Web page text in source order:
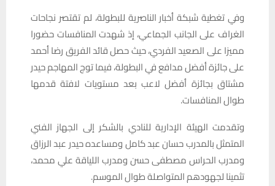
وفي تغطية شبكة أخبار الناصرية للبطولة، لم تقتصر نجاحات
الغراف على الجانب الجماعي، إذ شهدت المنافسات حضورا
مميزا على الصعيد الفردي، حيث حصل قائد الفريق رضا أحمد
على جائزة أفضل مدافع في البطولة، فيما توج المهاجم حيدر
مشتاق بجائزة أفضل لاعب بعد مستويات لافتة قدمها
طوال المنافسات.
وتقدمت الهيئة الإدارية للنادي بالشكر إلى الجهاز الفني
المتمثل بالمدرب حسان عبد كامل ومساعده حيدر عبد الرزاق
ومدرب الحراس مصطفى حسن ومدرب اللياقة علي محمد،
تثمينا لجهودهم المتواصلة طوال الموسم.